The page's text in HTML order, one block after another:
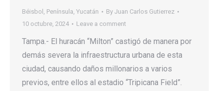
Béisbol , Península, Yucatán By Juan Carlos Gutierrez
10 octubre, 2024
Leave a comment
Tampa.- El huracán “Milton” castigó de manera por
demás severa la infraestructura urbana de esta
ciudad, causando daños millonarios a varios
previos, entre ellos al estadio “Tripicana Field”.